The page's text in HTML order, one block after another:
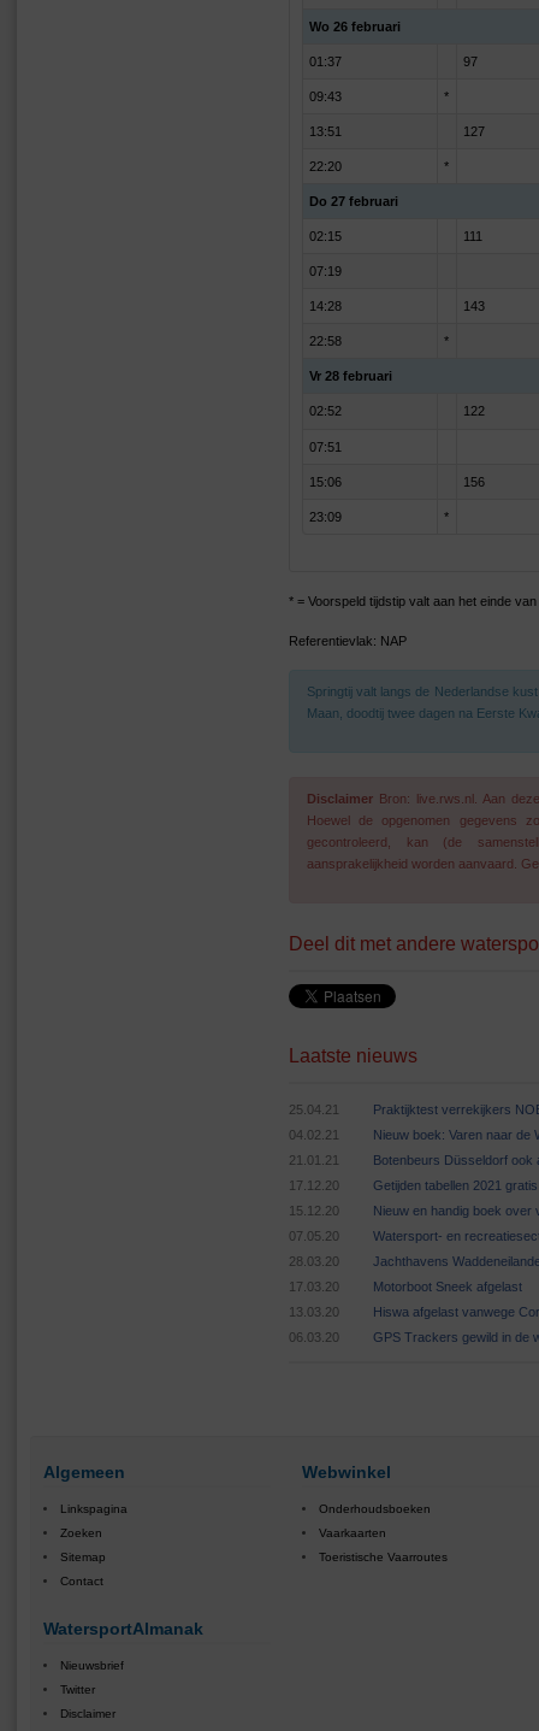
Wo 26 februari
01:37 97
09:43 *
13:51 127
22:20 *
Do 27 februari
02:15 111
07:19
14:28 143
22:58 *
Vr 28 februari
02:52 122
07:51
15:06 156
23:09 *
* = Voorspeld tijdstip valt aan het einde
Referentievlak: NAP
Springtij valt langs de Nederlandse
Maan, doodtij twee dagen na Eerste
Disclaimer Bron: live.rws.nl. Aan
Hoewel de opgenomen gegevens
gecontroleerd, kan (de
aansprakelijkheid worden aanvaard.
Deel dit met andere
Laatste nieuws
25.04.21
Praktijktest verrekijkers
04.02.21
Nieuw boek: Varen naar de
21.01.21
Botenbeurs Düsseldorf ook
17.12.20
Getijden tabellen 2021
15.12.20
Nieuw en handig boek over
07.05.20
Watersport- en
28.03.20
Jachthavens
17.03.20
Motorboot Sneek afgelast
13.03.20
Hiswa afgelast vanwege
06.03.20
GPS Trackers gewild in de
Algemeen
Linkspagina
Zoeken
Sitemap
Contact
WatersportAlmanak
Nieuwsbrief
Twitter
Disclaimer
Webwinkel
Onderhoudsboeken
Vaarkaarten
Toeristische Vaarroutes